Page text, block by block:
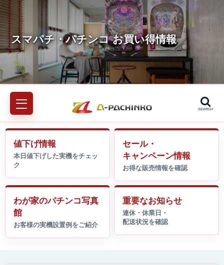
SEARCH
値下げ情報
セール・
キャンペーン情報
わが家のパチンコ写真
館
重要なお知らせ